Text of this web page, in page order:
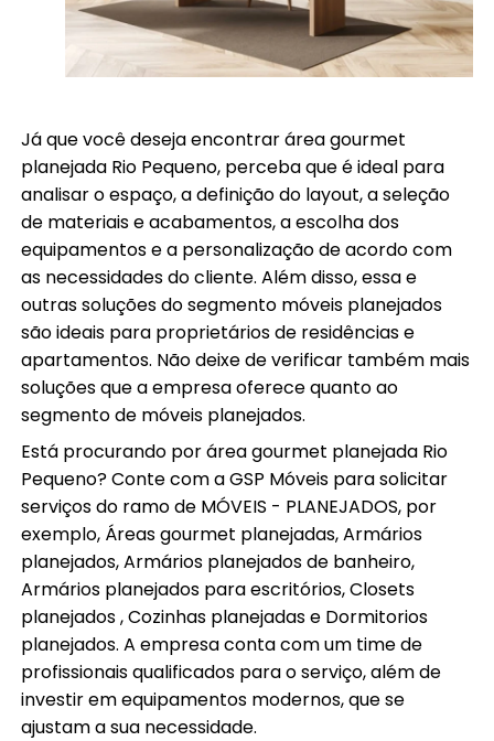
Já que você deseja encontrar área gourmet
planejada Rio Pequeno, perceba que é ideal para
analisar o espaço, a definição do layout, a seleção
de materiais e acabamentos, a escolha dos
equipamentos e a personalização de acordo com
as necessidades do cliente. Além disso, essa e
outras soluções do segmento móveis planejados
são ideais para proprietários de residências e
apartamentos. Não deixe de verificar também mais
soluções que a empresa oferece quanto ao
segmento de móveis planejados.
Está procurando por área gourmet planejada Rio
Pequeno? Conte com a GSP Móveis para solicitar
serviços do ramo de MÓVEIS - PLANEJADOS, por
exemplo, Áreas gourmet planejadas, Armários
planejados, Armários planejados de banheiro,
Armários planejados para escritórios, Closets
planejados , Cozinhas planejadas e Dormitorios
planejados. A empresa conta com um time de
profissionais qualificados para o serviço, além de
investir em equipamentos modernos, que se
ajustam a sua necessidade.